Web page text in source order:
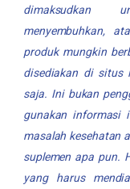
dimaksudkan
menyembuhkan,
produk mungkin
disediakan di situs
saja. Ini bukan
gunakan informasi
masalah kesehatan
suplemen apa pun.
yang harus